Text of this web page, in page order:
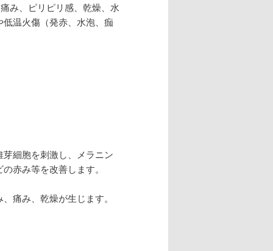
み、ピリピリ感、乾燥、水
温火傷（発赤、水泡、痂
細胞を刺激し、メラニン
赤み等を改善します。
痛み、乾燥が生じます。